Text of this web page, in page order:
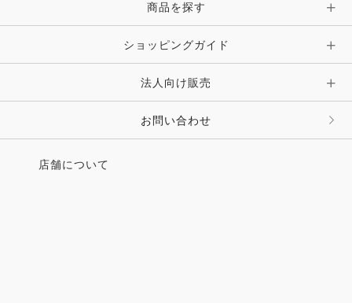
商品を探す
ショッピングガイド
法人向け販売
お問い合わせ
店舗について